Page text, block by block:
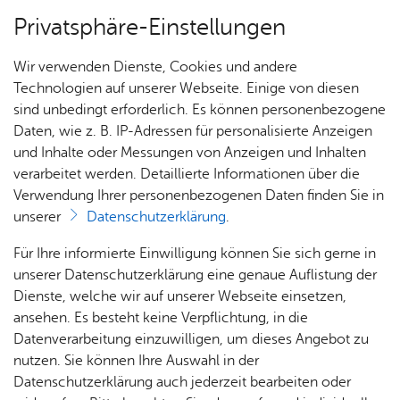
Über­sicht Bür­ger & Stadt
Rat­
haus &
Bür­
ger­
ser­vice
Rat­
häu­ser
Nach­
rich­
ten,
Vi­de­os
& Bil­
der
Me­di­
Jobs
Stel­
len­an­
ge­bo­te
Aus­bil­
dung &
Stu­di­
Bauen
& Um­
welt
Geo­
da­ten
Ge­
sund­
heit &
kum
Dienst­leis­tun­gen A–Z
Vor­le­sen
Ad­op­ti­on eines aus­län­di­
schen Kin­des - Be­ur­kun­dung
im Ge­bur­ten­re­gis­ter be­an­tra­
gen
Wenn Sie ein ausländisches Kind adoptiert haben, können
Privatsphäre-Einstellungen
Wir verwenden Dienste, Cookies und andere
Technologien auf unserer Webseite. Einige von diesen
sind unbedingt erforderlich. Es können personenbezogene
Daten, wie z. B. IP-Adressen für personalisierte Anzeigen
und Inhalte oder Messungen von Anzeigen und Inhalten
verarbeitet werden. Detaillierte Informationen über die
Verwendung Ihrer personenbezogenen Daten finden Sie in
unserer
Datenschutzerklärung.
Für Ihre informierte Einwilligung können Sie sich gerne in
unserer Datenschutzerklärung eine genaue Auflistung der
Dienste, welche wir auf unserer Webseite einsetzen,
ansehen. Es besteht keine Verpflichtung, in die
Datenverarbeitung einzuwilligen, um dieses Angebot zu
nutzen. Sie können Ihre Auswahl in der
Datenschutzerklärung auch jederzeit bearbeiten oder